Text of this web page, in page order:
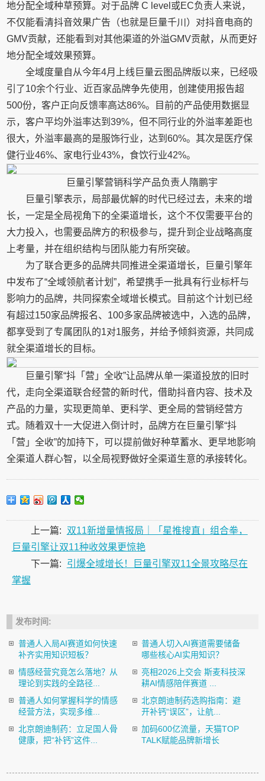
地分配全域种草预算。对于品牌 C level或EC负责人来说，
不仅能看清抖音效果广告（也就是巨量千川）对抖音电商的
GMV贡献，还能看到对其他渠道的外溢GMV贡献，从而更好
地分配全域效果预算。
全域度量自从今年4月上线巨量云图品牌版以来，已经吸
引了10余个行业、近百家品牌争先使用，创建使用报告超
500份，客户正向反馈率高达86%。目前的产品使用数据显
示，客户平均外溢率达到39%，但不同行业的外溢率差距也
很大，外溢率最高的是服饰行业，达到60%。其次是医疗保
健行业46%、家电行业43%，食饮行业42%。
巨量引擎营销科学产品负责人隋鹏宇
巨量引擎表示，局部最优解的时代已经过去，未来的增
长，一定是全局视角下的全渠道增长，这个不仅需要平台的
大力投入，也需要品牌方的积极参与，提升到企业战略高度
上考量，并在组织结构与团队能力有所突破。
为了联合更多的品牌共同推进全渠道增长，巨量引擎年
中发布了“全域领航者计划”，希望携手一批具有行业标杆与
影响力的品牌，共同探索全域增长模式。目前这个计划已经
有超过150家品牌报名、100多家品牌被选中，入选的品牌，
都享受到了专属团队的1对1服务，并给予倾斜资源，共同成
就全渠道增长的目标。
巨量引擎“抖「营」全收”让品牌从单一渠道投放的旧时
代，走向全渠道联合经营的新时代，借助抖音内容、技术及
产品的力量，实现更简单、更科学、更全局的营销经营方
式。随着双十一大促进入倒计时，品牌方在巨量引擎“抖
「营」全收”的加持下，可以提前做好种草蓄水、更早地影响
全渠道人群心智，以全局视野做好全渠道生意的承接转化。
上一篇:
双11新增量情报局｜「星推搜直」组合拳，
巨量引擎让双11种收效果更惊艳
下一篇:
引爆全域增长！巨量引擎双11全景攻略尽在
掌握
发布时间:
普通人入局AI赛道如何快速
补齐实用知识短板？
普通人切入AI赛道需要储备
哪些核心AI实用知识？
情感经营究竟怎么落地？从
理论到实践的全路径...
亮相2026上交会 斯麦科技深
耕AI情感陪伴赛道 ...
普通人如何掌握科学的情感
经营方法，实现多维...
北京朗迪制药选购指南：避
开补钙“误区”，让航...
北京朗迪制药：立足国人骨
健康，把“补钙”这件...
加码600亿流量，天猫TOP
TALK赋能品牌新增长